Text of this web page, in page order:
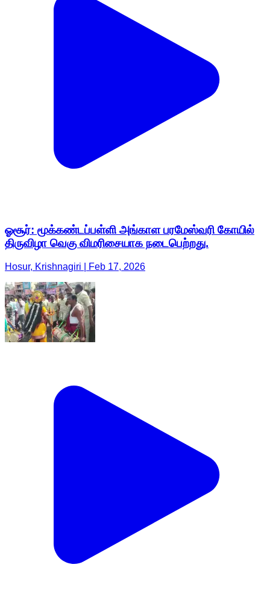
ஓசூர்: மூக்கண்டப்பள்ளி அங்காள பரமேஸ்வரி கோயில்
திருவிழா வெகு விமரிசையாக நடைபெற்றது.
Hosur, Krishnagiri | Feb 17, 2026